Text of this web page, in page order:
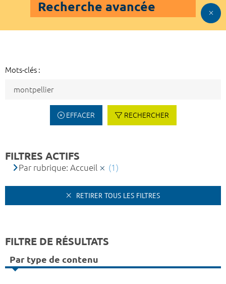
Recherche avancée
Mots-clés :
EFFACER RECHERCHER
FILTRES ACTIFS
Par rubrique: Accueil (1)
RETIRER TOUS LES FILTRES
FILTRE DE RÉSULTATS
Par type de contenu